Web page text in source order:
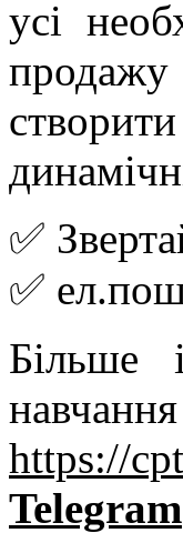
усі
✅
✅
Більше
https://
Telegram